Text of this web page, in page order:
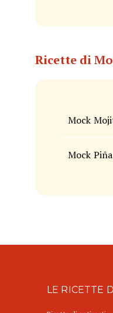
Ricette di
Mock
Mock
LE RICETTE